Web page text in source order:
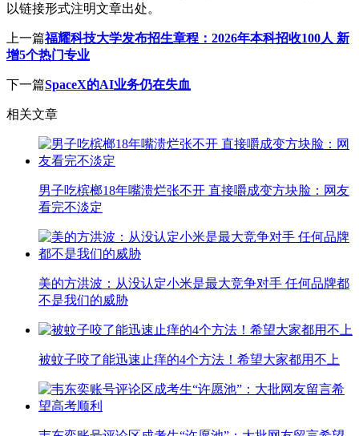
以链接形式注明文章出处。
上一篇福耀科技大学发布招生章程：2026年本科招收100人 新
增5个热门专业
下一篇SpaceX的AI业务仍在失血
相关文章
男子吃槟榔18年嘴溃烂张不开 直接嚼成变方块脸：网友
看完不淡定
美的方洪波：从没认定小米是最大竞争对手 任何品牌都
不是我们的威胁
被蚊子咬了能迅速止痒的4个方法！希望大家都用不上